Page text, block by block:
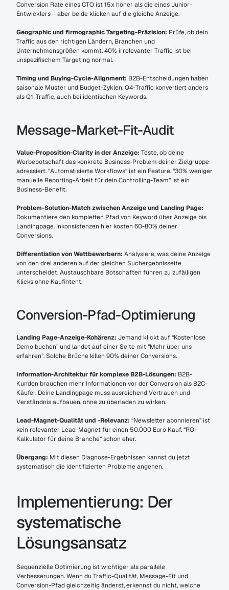
Conversion Rate eines CTO ist 15x höher als die eines Junior-
Entwicklers – aber beide klicken auf die gleiche Anzeige.
Geographic und firmographic Targeting-Präzision: Prüfe, ob dein
Traffic aus den richtigen Ländern, Branchen und
Unternehmensgrößen kommt. 40% irrelevanter Traffic ist bei
unspezifischem Targeting normal.
Timing und Buying-Cycle-Alignment: B2B-Entscheidungen haben
saisonale Muster und Budget-Zyklen. Q4-Traffic konvertiert anders
als Q1-Traffic, auch bei identischen Keywords.
Message-Market-Fit-Audit
Value-Proposition-Clarity in der Anzeige: Teste, ob deine
Werbebotschaft das konkrete Business-Problem deiner Zielgruppe
adressiert. “Automatisierte Workflows” ist ein Feature, “30% weniger
manuelle Reporting-Arbeit für dein Controlling-Team” ist ein
Business-Benefit.
Problem-Solution-Match zwischen Anzeige und Landing Page:
Dokumentiere den kompletten Pfad von Keyword über Anzeige bis
Landingpage. Inkonsistenzen hier kosten 60-80% deiner
Conversions.
Differentiation von Wettbewerbern: Analysiere, was deine Anzeige
von den drei anderen auf der gleichen Suchergebnisseite
unterscheidet. Austauschbare Botschaften führen zu zufälligen
Klicks ohne Kaufintent.
Conversion-Pfad-Optimierung
Landing Page-Anzeige-Kohärenz: Jemand klickt auf “Kostenlose
Demo buchen” und landet auf einer Seite mit “Mehr über uns
erfahren”. Solche Brüche killen 90% deiner Conversions.
Information-Architektur für komplexe B2B-Lösungen: B2B-
Kunden brauchen mehr Informationen vor der Conversion als B2C-
Käufer. Deine Landingpage muss ausreichend Vertrauen und
Verständnis aufbauen, ohne zu überladen zu wirken.
Lead-Magnet-Qualität und -Relevanz: “Newsletter abonnieren” ist
kein relevanter Lead-Magnet für einen 50.000 Euro Kauf. “ROI-
Kalkulator für deine Branche” schon eher.
Übergang: Mit diesen Diagnose-Ergebnissen kannst du jetzt
systematisch die identifizierten Probleme angehen.
Implementierung: Der
systematische
Lösungsansatz
Sequenzielle Optimierung ist wichtiger als parallele
Verbesserungen. Wenn du Traffic-Qualität, Message-Fit und
Conversion-Pfad gleichzeitig änderst, erkennst du nicht, welche